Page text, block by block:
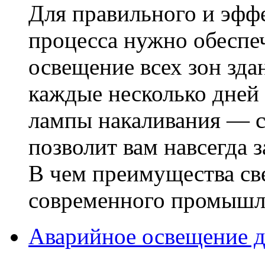
Для правильного и
процесса нужно
освещение всех зон
каждые несколько
лампы накаливания —
позволит вам
В чем преимущества
современного
Аварийное освещение